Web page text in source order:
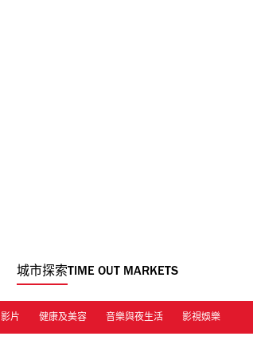
城市探索TIME OUT MARKETS
影片 健康及美容 音樂與夜生活 影視娛樂